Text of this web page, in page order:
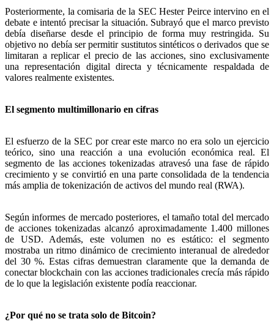
Posteriormente, la comisaria de la SEC Hester Peirce intervino en el
debate e intentó precisar la situación. Subrayó que el marco previsto
debía diseñarse desde el principio de forma muy restringida. Su
objetivo no debía ser permitir sustitutos sintéticos o derivados que se
limitaran a replicar el precio de las acciones, sino exclusivamente
una representación digital directa y técnicamente respaldada de
valores realmente existentes.
El segmento multimillonario en cifras
El esfuerzo de la SEC por crear este marco no era solo un ejercicio
teórico, sino una reacción a una evolución económica real. El
segmento de las acciones tokenizadas atravesó una fase de rápido
crecimiento y se convirtió en una parte consolidada de la tendencia
más amplia de tokenización de activos del mundo real (RWA).
Según informes de mercado posteriores, el tamaño total del mercado
de acciones tokenizadas alcanzó aproximadamente 1.400 millones
de USD. Además, este volumen no es estático: el segmento
mostraba un ritmo dinámico de crecimiento interanual de alrededor
del 30 %. Estas cifras demuestran claramente que la demanda de
conectar blockchain con las acciones tradicionales crecía más rápido
de lo que la legislación existente podía reaccionar.
¿Por qué no se trata solo de Bitcoin?